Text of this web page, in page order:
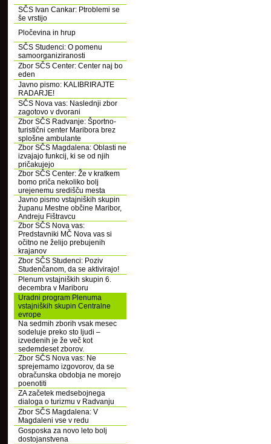
SČS Ivan Cankar: Ptroblemi se
še vrstijo
Pločevina in hrup
SČS Studenci: O pomenu
samoorganiziranosti
Zbor SČS Center: Center naj bo
eden
Javno pismo: KALIBRIRAJTE
RADARJE!
SČS Nova vas: Naslednji zbor
zagotovo v dvorani
Zbor SČS Radvanje: Športno-
turistični center Maribora brez
splošne ambulante
Zbor SČS Magdalena: Oblasti ne
izvajajo funkcij, ki se od njih
pričakujejo
Zbor SČS Center: Že v kratkem
bomo priča nekoliko bolj
urejenemu središču mesta
Javno pismo vstajniških skupin
županu Mestne občine Maribor,
Andreju Fištravcu
Zbor SČS Nova vas:
Predstavniki MČ Nova vas si
očitno ne želijo prebujenih
krajanov
Zbor SČS Studenci: Poziv
Studenčanom, da se aktivirajo!
Plenum vstajniških skupin 6.
decembra v Mariboru
Uradni program Plenuma
vstajniških skupin Centralne
evrope
Na sedmih zborih vsak mesec
sodeluje preko sto ljudi –
izvedenih je že več kot
sedemdeset zborov.
Zbor SČS Nova vas: Ne
sprejemamo izgovorov, da se
obračunska obdobja ne morejo
poenotiti
ZA začetek medsebojnega
dialoga o turizmu v Radvanju
Zbor SČS Magdalena: V
Magdaleni vse v redu
Gosposka za novo leto bolj
dostojanstvena